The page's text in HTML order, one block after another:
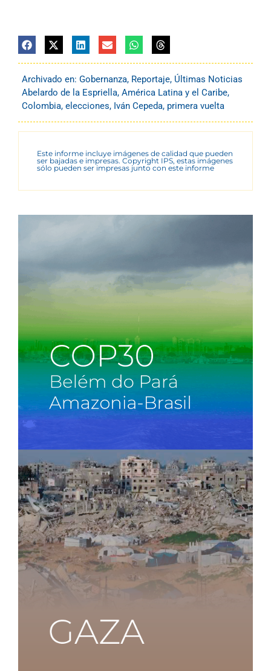
Archivado en: Gobernanza, Reportaje, Últimas Noticias
Abelardo de la Espriella, América Latina y el Caribe,
Colombia, elecciones, Iván Cepeda, primera vuelta
Este informe incluye imágenes de calidad que pueden
ser bajadas e impresas. Copyright IPS, estas imágenes
sólo pueden ser impresas junto con este informe